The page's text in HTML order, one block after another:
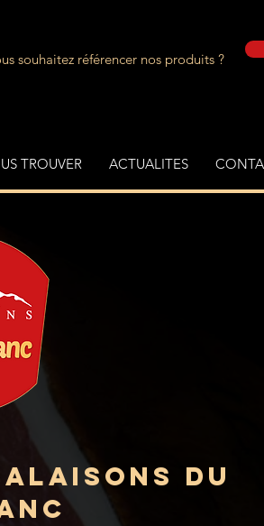
TROUVER ACTUALITES
souhaitez référencer nos produits ?
du